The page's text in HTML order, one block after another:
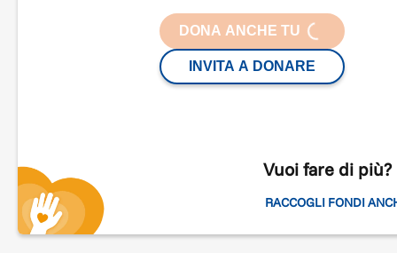
DONA ANCHE TU LOADING...
INVITA A DONARE
Vuoi fare di più?
RACCOGLI FONDI